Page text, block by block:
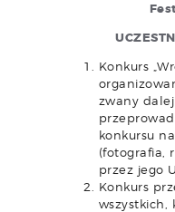
Konkurs
zwany dalej
konkursu
(fotografia,
przez jego
Konkurs
wszystkich,